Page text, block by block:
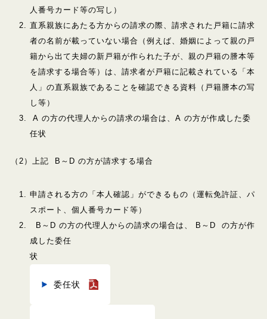
人番号カード等の写し）
直系親族にあたる方からの請求の際、請求された戸籍に請求
者の名前が載っていない場合（例えば、婚姻によって親の戸
籍から出て夫婦の新戸籍が作られた子が、親の戸籍の謄本等
を請求する場合等）は、請求者が戸籍に記載されている「本
人」の直系親族であることを確認できる資料（戸籍謄本の写
し等）
A の方の代理人からの請求の場合は、A の方が作成した委
任状
（2）上記 B～D の方が請求する場合
申請される方の「本人確認」ができるもの（運転免許証、パ
スポート、個人番号カード等）
B～D の方の代理人からの請求の場合は、 B～D の方が作
成した委任
委任状